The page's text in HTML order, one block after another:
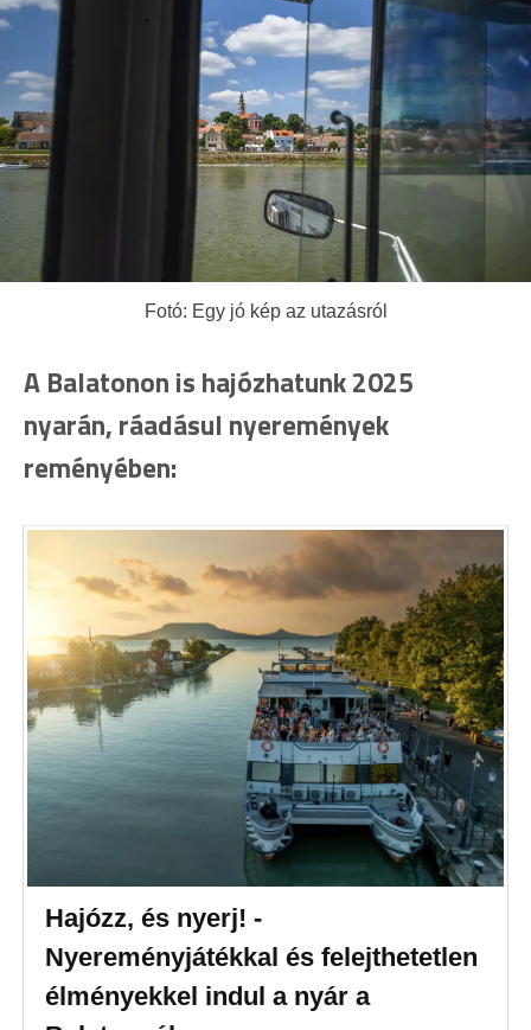
Fotó: Egy jó kép az utazásról
A Balatonon is hajózhatunk 2025
nyarán, ráadásul nyeremények
reményében:
Hajózz, és nyerj! -
Nyereményjátékkal és felejthetetlen
élményekkel indul a nyár a